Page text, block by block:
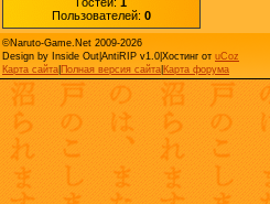
Пользователей: 0
©Naruto-Game.Net 2009-2026
Design by Inside Out|AntiRIP v1.0| Хостинг от uCoz
Карта сайта Полная версия сайта Карта форума